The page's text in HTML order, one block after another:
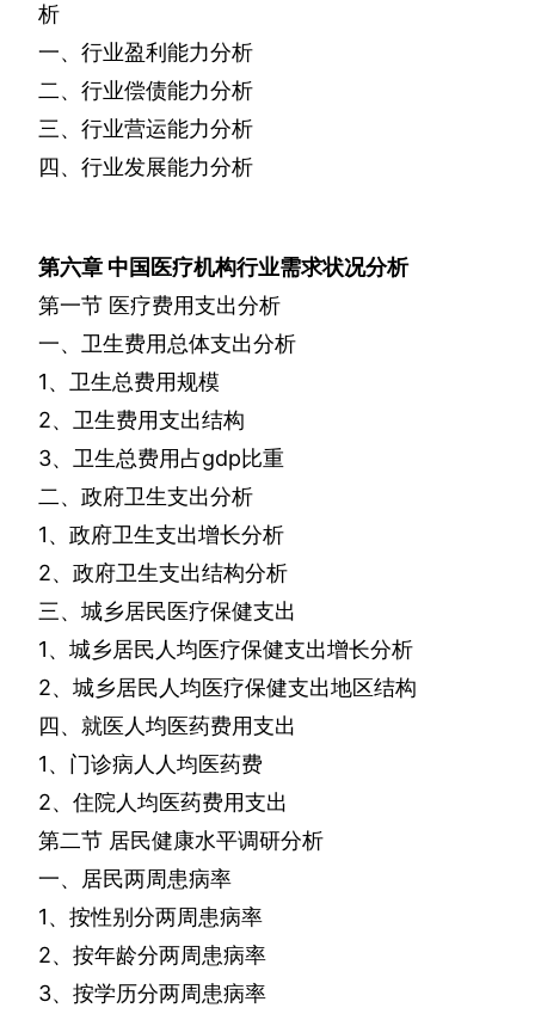
析
一、行业盈利能力分析
二、行业偿债能力分析
三、行业营运能力分析
四、行业发展能力分析
第六章 中国医疗机构行业需求状况分析
第一节 医疗费用支出分析
一、卫生费用总体支出分析
1、卫生总费用规模
2、卫生费用支出结构
3、卫生总费用占gdp比重
二、政府卫生支出分析
1、政府卫生支出增长分析
2、政府卫生支出结构分析
三、城乡居民医疗保健支出
1、城乡居民人均医疗保健支出增长分析
2、城乡居民人均医疗保健支出地区结构
四、就医人均医药费用支出
1、门诊病人人均医药费
2、住院人均医药费用支出
第二节 居民健康水平调研分析
一、居民两周患病率
1、按性别分两周患病率
2、按年龄分两周患病率
3、按学历分两周患病率